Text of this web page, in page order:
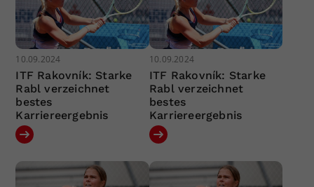
10.09.2024
ITF Rakovník: Starke
Rabl verzeichnet
bestes
Karriereergebnis
10.09.2024
ITF Rakovník: Starke
Rabl verzeichnet
bestes
Karriereergebnis